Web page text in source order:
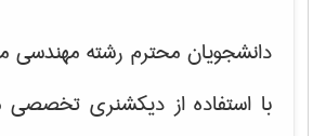
دانشجویان محترم رشته مهندسی
با استفاده از دیکشنری تخصصی